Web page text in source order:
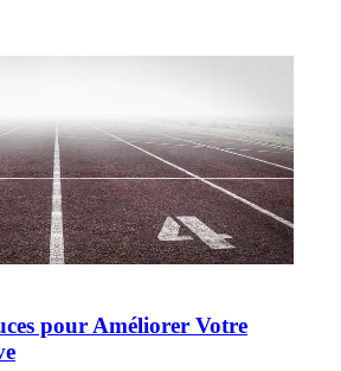
pour Améliorer Votre